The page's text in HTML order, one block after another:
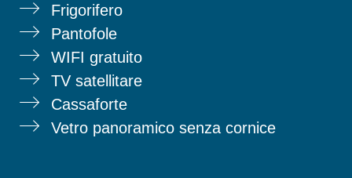
Frigorifero
Pantofole
WIFI gratuito
TV satellitare
Cassaforte
Vetro panoramico senza cornice